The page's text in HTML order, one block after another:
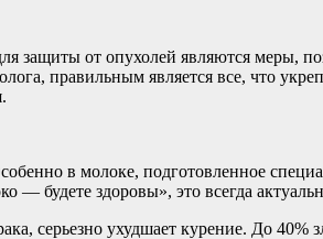
защиты от опухолей являются меры,
правильным является все, что
в молоке, подготовленное
— будете здоровы», это всегда
серьезно ухудшает курение. До 40%